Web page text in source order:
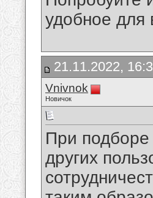
удобное для
21.11.2022,
Vnivnok
Новичок
При подборе
других